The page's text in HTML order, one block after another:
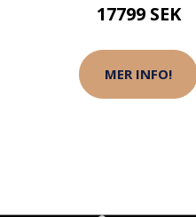
17799 SEK
MER INFO!